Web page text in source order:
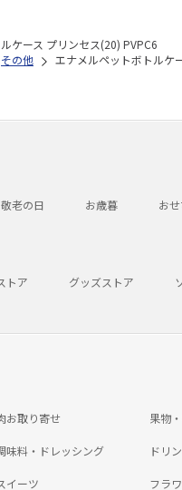
ケース プリンセス(20) PVPC6
その他 エナメルペットボトルケ
敬老の日 お歳暮 おせ
トア グッズストア
お取り寄せ 果物
味料・ドレッシング ドリ
イーツ フラ